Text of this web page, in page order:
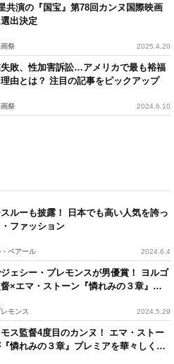
共演の『国宝』第78回カンヌ国際映画
出決定
祭 2025.4.20
敗、性加害訴訟…アメリカで最も裕福
由とは？ 注目の記事をピックアップ
祭 2024.6.10
ルーも披露！ 日本でも高い人気を誇っ
ファッション
ベアール 2024.6.4
ェシー・プレモンスが男優賞！ ヨルゴ
×エマ・ストーン『憐れみの３章』公
モンス 2024.5.29
ス監督4度目のカンヌ！ エマ・ストー
憐れみの３章』プレミアを華々しく飾